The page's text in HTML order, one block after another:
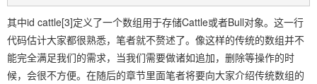
其中id cattle[3]定义了一个数组用于存储Cattle或者Bull对象。这一行
代码估计大家都很熟悉，笔者就不赘述了。像这样的传统的数组并不
能完全满足我们的需求，当我们需要做诸如追加，删除等操作的时
候，会很不方便。在随后的章节里面笔者将要向大家介绍传统数组的